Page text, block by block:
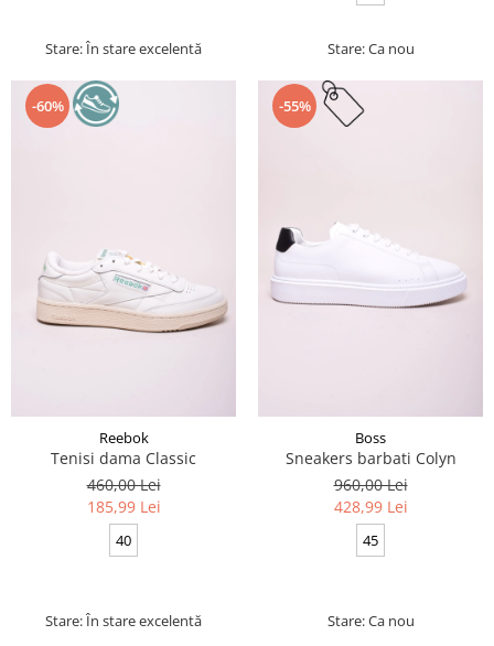
Stare: În stare excelentă Stare: Ca nou
-60%
Reebok
Tenisi dama Classic
460,00 Lei
185,99 Lei
40
Stare: În stare excelentă
-55%
Boss
Sneakers barbati Colyn
960,00 Lei
428,99 Lei
45
Stare: Ca nou